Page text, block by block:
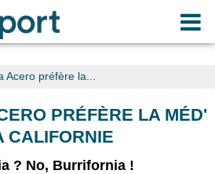
Acero préfère la...
PRÉFÈRE LA MÉD'
CALIFORNIE
? No, Burrifornia !